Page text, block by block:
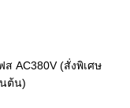
AC380V (สั่งพิเศษ
ต้น)